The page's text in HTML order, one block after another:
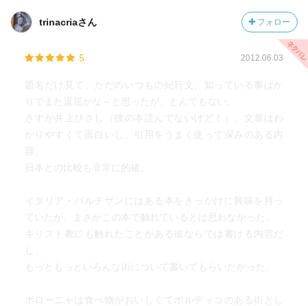
に建物を建てるかどうかは、地主の意向しだいである。し
かも建造物を規制するのは、基本的に「建築基準法」と
「都市計画法」である。これに消防法などさまざまな規制
村のものではない。つまり地主と国が建造物の建設に決定
的な役割を果たしている。…このことは、日本の市町村が
共同体（コミュニティ）ではなかったことと無関係ではな
い。＞
・「市長や市会議員になると、どういうものか、たいてい
員にしても同じことだ。みんな遠くや横っちょを見すぎて
おろかになる。その上、情けないことに、任期が終わるま
で、あるいは定年になるまで、その愚か者たちが税金を使
い続けるんだ」
―ボローニャ市サヴェーナ地区住民評議会のマッタラコー
trinacriaさん フォロー
5 2012.06.03
題名だけ見て、ただのいつもの紀行文、知っている事ばか
りでまた退屈かな～と思ったが、とんでもない。
さすが井上ひさし（彼の本読んでないけど！）、文章はわ
かりやすくて面白いし、引用をうまく使って深みのある内
容。
日本との比較も非常に的確。
イタリア・パルチザンにはある本をきっかけに興味を持っ
ていたが、まさかこの本で触れているとは思わなかった。
キリスト教にも触れたことがある彼ならでは書ける内容だ
し、
もっともっといろんな街について書いてもらいたかった。
ボローニャは食べ物がおいしくてポルティコのある街とし